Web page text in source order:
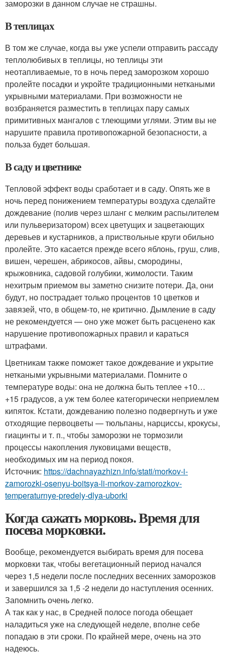
заморозки в данном случае не страшны.
В теплицах
В том же случае, когда вы уже успели отправить рассаду
теплолюбивых в теплицы, но теплицы эти
неотапливаемые, то в ночь перед заморозком хорошо
пролейте посадки и укройте традиционными неткаными
укрывными материалами. При возможности не
возбраняется разместить в теплицах пару самых
примитивных мангалов с тлеющими углями. Этим вы не
нарушите правила противопожарной безопасности, а
польза будет большая.
В саду и цветнике
Тепловой эффект воды сработает и в саду. Опять же в
ночь перед понижением температуры воздуха сделайте
дождевание (полив через шланг с мелким распылителем
или пульверизатором) всех цветущих и зацветающих
деревьев и кустарников, а приствольные круги обильно
пролейте. Это касается прежде всего яблонь, груш, слив,
вишен, черешен, абрикосов, айвы, смородины,
крыжовника, садовой голубики, жимолости. Таким
нехитрым приемом вы заметно снизите потери. Да, они
будут, но пострадает только процентов 10 цветков и
завязей, что, в общем-то, не критично. Дымление в саду
не рекомендуется — оно уже может быть расценено как
нарушение противопожарных правил и караться
штрафами.
Цветникам также поможет такое дождевание и укрытие
неткаными укрывными материалами. Помните о
температуре воды: она не должна быть теплее +10…
+15 градусов, а уж тем более категорически неприемлем
кипяток. Кстати, дождеванию полезно подвергнуть и уже
отходящие первоцветы — тюльпаны, нарциссы, крокусы,
гиацинты и т. п., чтобы заморозки не тормозили
процессы накопления луковицами веществ,
необходимых им на период покоя.
Источник: https://dachnayazhizn.info/stati/morkov-i-
zamorozki-osenyu-boitsya-li-morkov-zamorozkov-
temperaturnye-predely-dlya-uborki
Когда сажать морковь. Время для
посева морковки.
Вообще, рекомендуется выбирать время для посева
морковки так, чтобы вегетационный период начался
через 1,5 недели после последних весенних заморозков
и завершился за 1,5 -2 недели до наступления осенних.
Запомнить очень легко.
А так как у нас, в Средней полосе погода обещает
наладиться уже на следующей неделе, вполне себе
попадаю в эти сроки. По крайней мере, очень на это
надеюсь.